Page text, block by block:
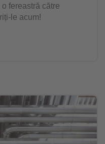
fereastră către
le acum!